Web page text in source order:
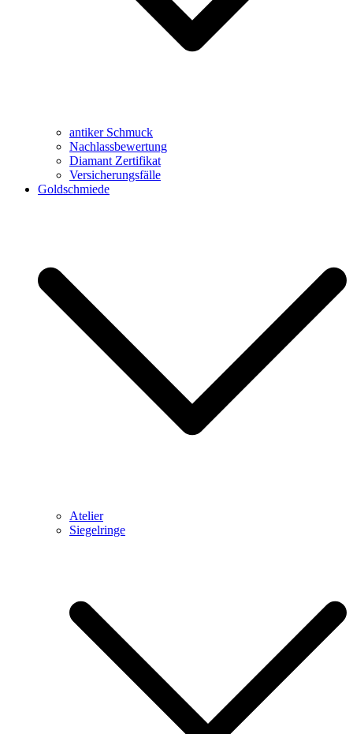
antiker Schmuck
Nachlassbewertung
Diamant Zertifikat
Versicherungsfälle
Goldschmiede
Atelier
Siegelringe